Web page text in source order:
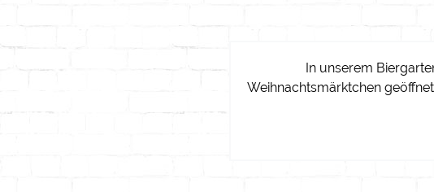
In unserem
Weihnachtsmärktchen